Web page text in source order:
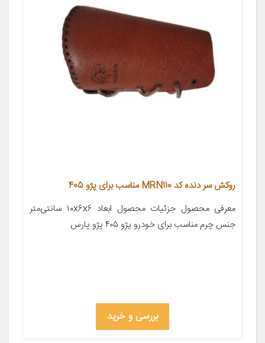
روکش سر دنده کد MRN110 مناسب برای پژو 405
معرفی محصول جزئیات محصول ابعاد ۱۰x۶x۶ سانتی‌متر
جنس چرم مناسب برای خودرو پژو ۴۰۵ پژو پارس
بررسی و خرید